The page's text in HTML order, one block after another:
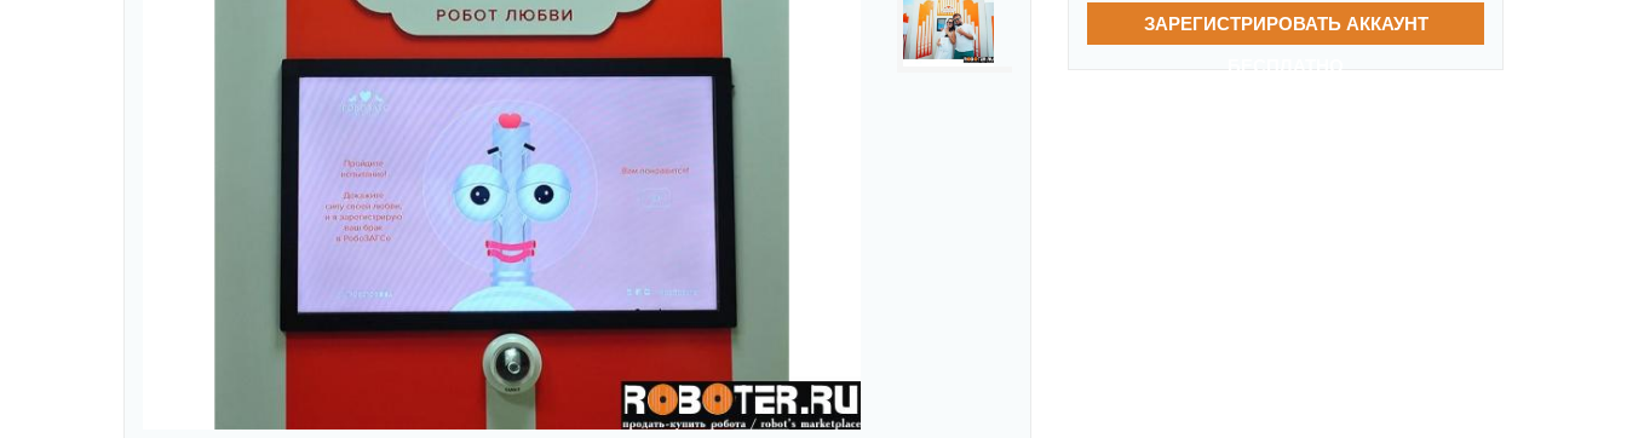
ЗАРЕГИСТРИРОВАТЬ АККАУНТ